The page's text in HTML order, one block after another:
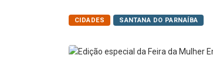
CIDADES SANTANA DO PARNAÍBA